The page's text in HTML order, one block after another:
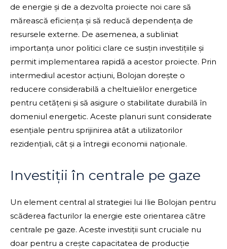
de energie și de a dezvolta proiecte noi care să
mărească eficiența și să reducă dependența de
resursele externe. De asemenea, a subliniat
importanța unor politici clare ce susțin investițiile și
permit implementarea rapidă a acestor proiecte. Prin
intermediul acestor acțiuni, Bolojan dorește o
reducere considerabilă a cheltuielilor energetice
pentru cetățeni și să asigure o stabilitate durabilă în
domeniul energetic. Aceste planuri sunt considerate
esențiale pentru sprijinirea atât a utilizatorilor
rezidențiali, cât și a întregii economii naționale.
Investiții în centrale pe gaze
Un element central al strategiei lui Ilie Bolojan pentru
scăderea facturilor la energie este orientarea către
centrale pe gaze. Aceste investiții sunt cruciale nu
doar pentru a crește capacitatea de producție